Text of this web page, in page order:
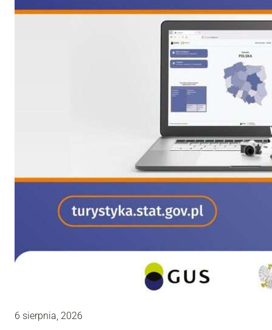
6 sierpnia, 2026